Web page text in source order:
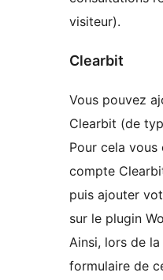
visiteur).
Clearbit
Vous pouvez
Clearbit (de
Pour cela vous
compte
puis ajouter
sur le plugin
Ainsi, lors de la
formulaire de